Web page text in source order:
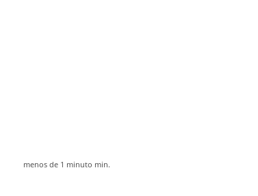
menos de 1 minuto min.